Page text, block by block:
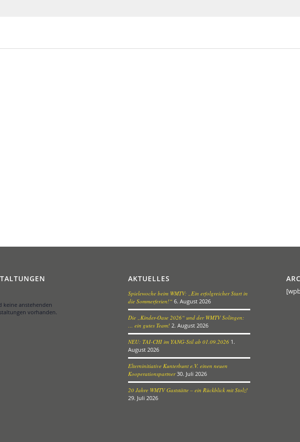
keine anstehenden
vorhanden.
AKTUELLES
Spielewoche beim WMTV: „Ein erfolgreicher Start in
die Sommerferien!“ 6. August 2026
Die „Kinder-Oase 2026“ und der WMTV Solingen:
… ein gutes Team! 2. August 2026
NEU: TAI-CHI im YANG-Stil ab 01.09.2026 1.
August 2026
Elterninitiative Kunterbunt e.V. einen neuen
Kooperationspartner 30. Juli 2026
20 Jahre WMTV Gaststätte – ein Rückblick mit Stolz!
29. Juli 2026